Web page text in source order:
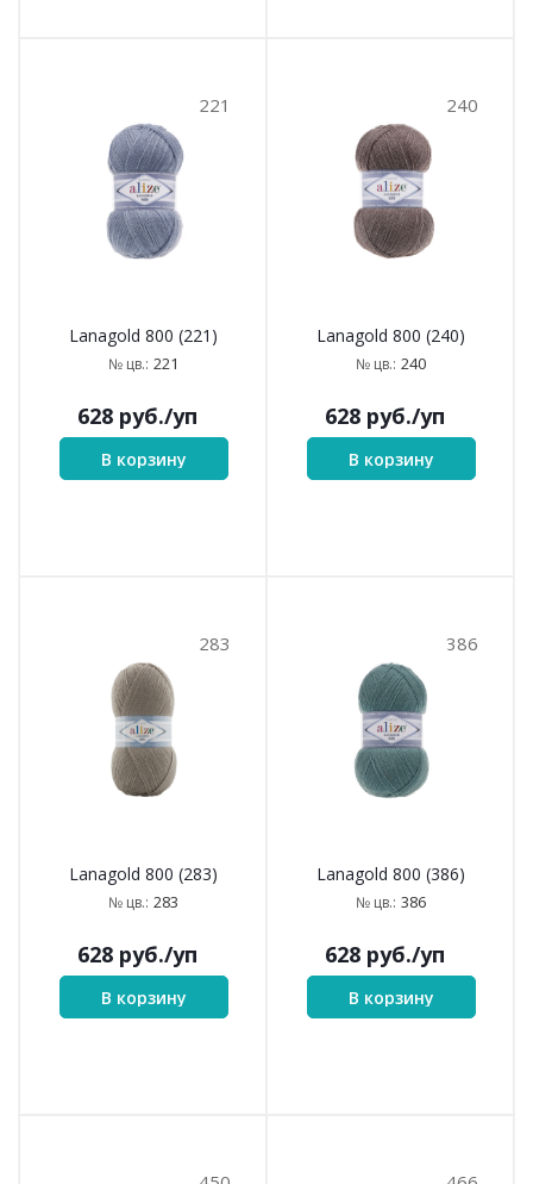
221
Lanagold 800 (221)
№ цв.: 221
628 руб./уп
В корзину
240
Lanagold 800 (240)
№ цв.: 240
628 руб./уп
В корзину
283
Lanagold 800 (283)
№ цв.: 283
628 руб./уп
В корзину
386
Lanagold 800 (386)
№ цв.: 386
628 руб./уп
В корзину